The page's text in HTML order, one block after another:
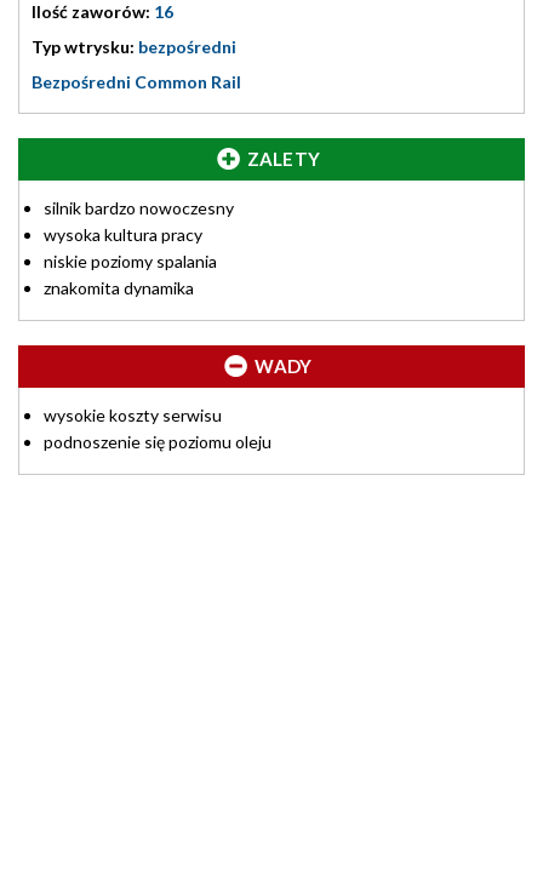
Ilość zaworów: 16
Typ wtrysku: bezpośredni
Bezpośredni Common Rail
ZALETY
silnik bardzo nowoczesny
wysoka kultura pracy
niskie poziomy spalania
znakomita dynamika
WADY
wysokie koszty serwisu
podnoszenie się poziomu oleju